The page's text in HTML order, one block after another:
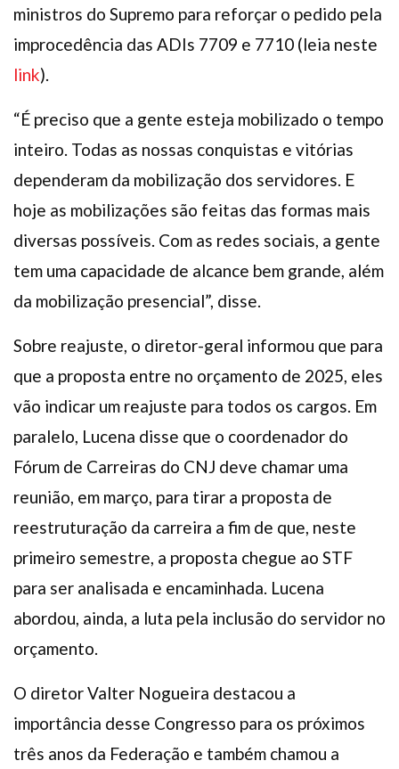
ministros do Supremo para reforçar o pedido pela
improcedência das ADIs 7709 e 7710 (leia neste
link).
“É preciso que a gente esteja mobilizado o tempo
inteiro. Todas as nossas conquistas e vitórias
dependeram da mobilização dos servidores. E
hoje as mobilizações são feitas das formas mais
diversas possíveis. Com as redes sociais, a gente
tem uma capacidade de alcance bem grande, além
da mobilização presencial”, disse.
Sobre reajuste, o diretor-geral informou que para
que a proposta entre no orçamento de 2025, eles
vão indicar um reajuste para todos os cargos. Em
paralelo, Lucena disse que o coordenador do
Fórum de Carreiras do CNJ deve chamar uma
reunião, em março, para tirar a proposta de
reestruturação da carreira a fim de que, neste
primeiro semestre, a proposta chegue ao STF
para ser analisada e encaminhada. Lucena
abordou, ainda, a luta pela inclusão do servidor no
orçamento.
O diretor Valter Nogueira destacou a
importância desse Congresso para os próximos
três anos da Federação e também chamou a